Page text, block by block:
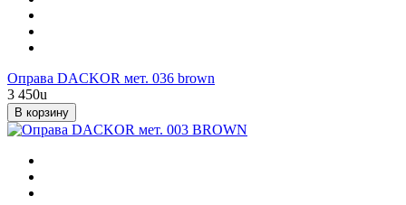
Оправа DACKOR мет. 036 brown
3 450u
В корзину